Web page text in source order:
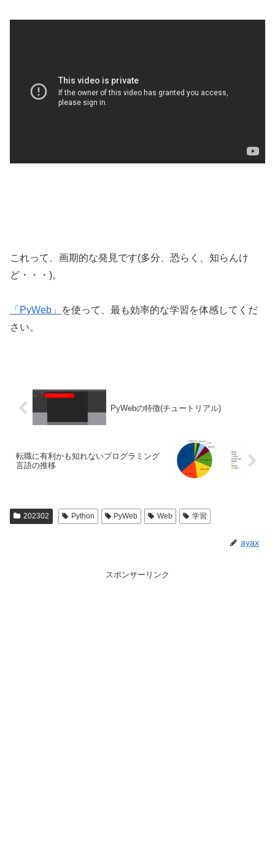
これって、画期的な発見です(多分、恐らく、知らんけ
ど・・・)。
「PyWeb」
を使って、最も効率的な学習を体感してくだ
さい。
PyWebの特徴(チュートリアル)
転職に有利かも知れないプログラミング
言語の推移
202302 Python PyWeb Web 学習
ayax
スポンサーリンク